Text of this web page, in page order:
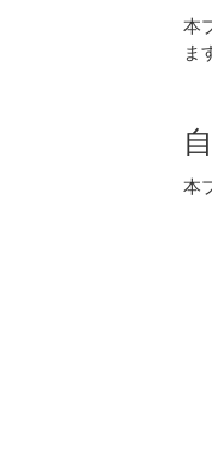
本
ま
本